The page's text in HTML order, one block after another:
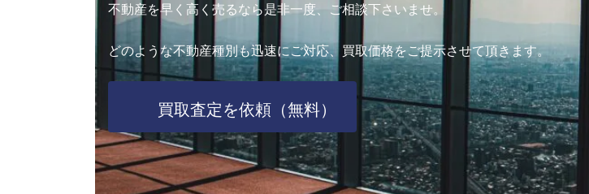
不動産を早く高く売るなら是非一度、ご相談下さいませ。
どのような不動産種別も迅速にご対応、買取価格をご提示させて頂きます。
買取査定を依頼（無料）